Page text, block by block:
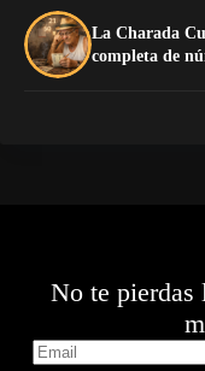
La Charada
completa de
No te pierdas